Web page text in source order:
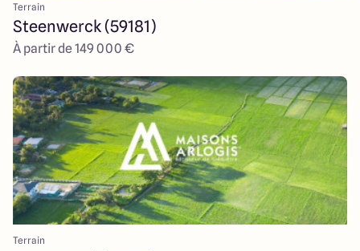
Terrain
Steenwerck (59181)
À partir de 149 000 €
Terrain